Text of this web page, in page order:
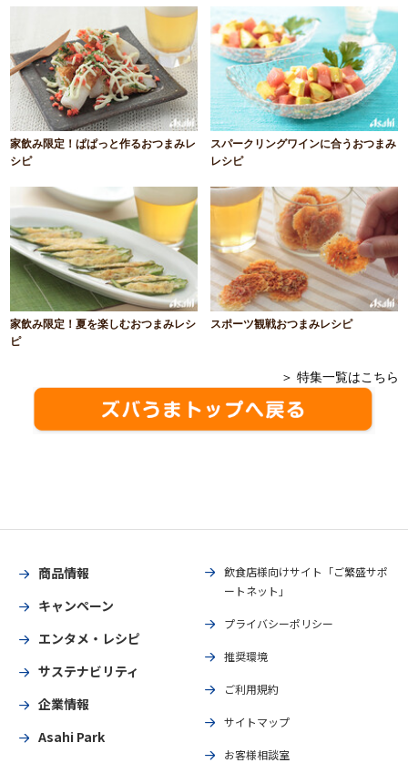
家飲み限定！ぱぱっと作るおつまみレ
シピ
スパークリングワインに合うおつまみ
レシピ
家飲み限定！夏を楽しむおつまみレシ
ピ
スポーツ観戦おつまみレシピ
＞ 特集一覧はこちら
商品情報
キャンペーン
エンタメ・レシピ
サステナビリティ
企業情報
Asahi Park
飲食店様向けサイト「ご繁盛サポ
ートネット」
プライバシーポリシー
推奨環境
ご利用規約
サイトマップ
お客様相談室